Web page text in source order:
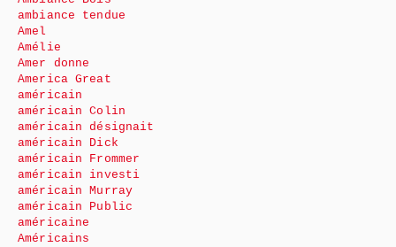
ambiance tendue
Amel
Amélie
Amer donne
America Great
américain
américain Colin
américain désignait
américain Dick
américain Frommer
américain investi
américain Murray
américain Public
américaine
Américains